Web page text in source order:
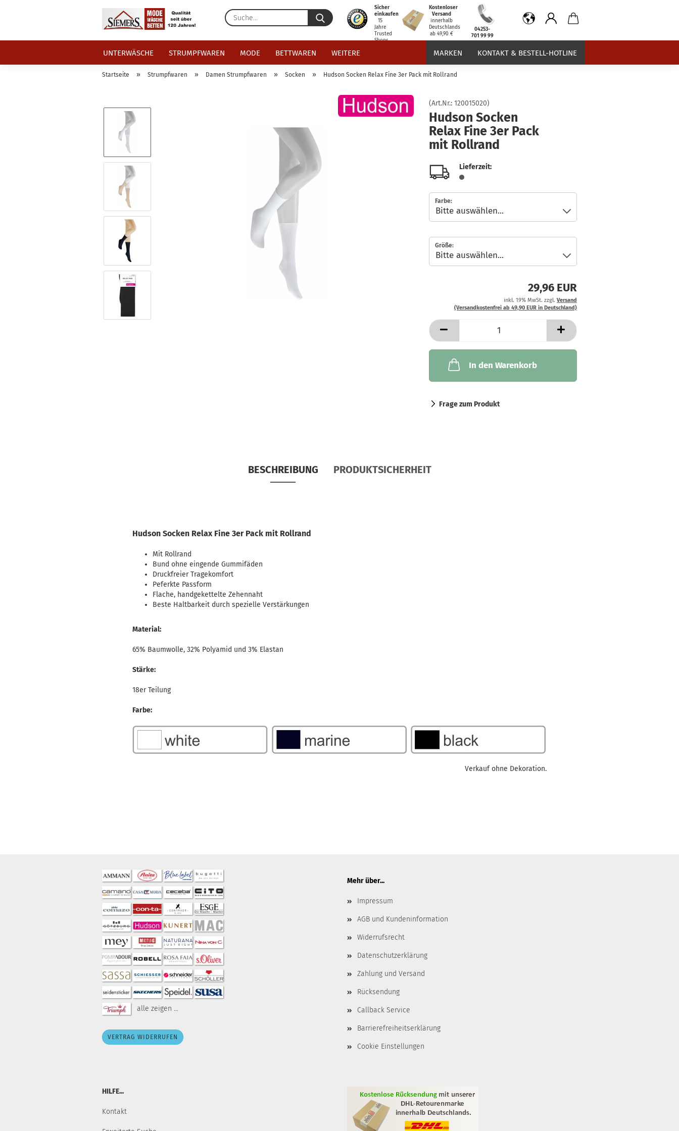
Suche...
Sicher
einkaufen
15
Jahre
Trusted
Shops
Kostenloser
Versand
innerhalb
Deutschlands
ab 49,90 €
04253-
701 99 99
UNTERWÄSCHE STRUMPFWAREN MODE BETTWAREN MARKEN KONTAKT & BESTELL-HOTLINE
WEITERE
Startseite » Strumpfwaren » Damen Strumpfwaren » Socken » Hudson Socken Relax Fine 3er Pack mit Rollrand
(Art.Nr.: 120015020)
Hudson Socken
Relax Fine 3er Pack
mit Rollrand
Lieferzeit:
Farbe:
Größe:
29,96 EUR
inkl. 19% MwSt. zzgl. Versand
(Versandkostenfrei ab 49,90 EUR in Deutschland)
In den Warenkorb
Frage zum Produkt
BESCHREIBUNG PRODUKTSICHERHEIT
Hudson Socken Relax Fine 3er Pack mit Rollrand
Mit Rollrand
Bund ohne eingende Gummifäden
Druckfreier Tragekomfort
Peferkte Passform
Flache, handgekettelte Zehennaht
Beste Haltbarkeit durch spezielle Verstärkungen
Material:
65% Baumwolle, 32% Polyamid und 3% Elastan
Stärke:
18er Teilung
Farbe:
Verkauf ohne Dekoration.
alle zeigen ...
VERTRAG WIDERRUFEN
Mehr über...
Impressum
AGB und Kundeninformation
Widerrufsrecht
Datenschutzerklärung
Zahlung und Versand
Rücksendung
Callback Service
Barrierefreiheitserklärung
Cookie Einstellungen
HILFE...
Kontakt